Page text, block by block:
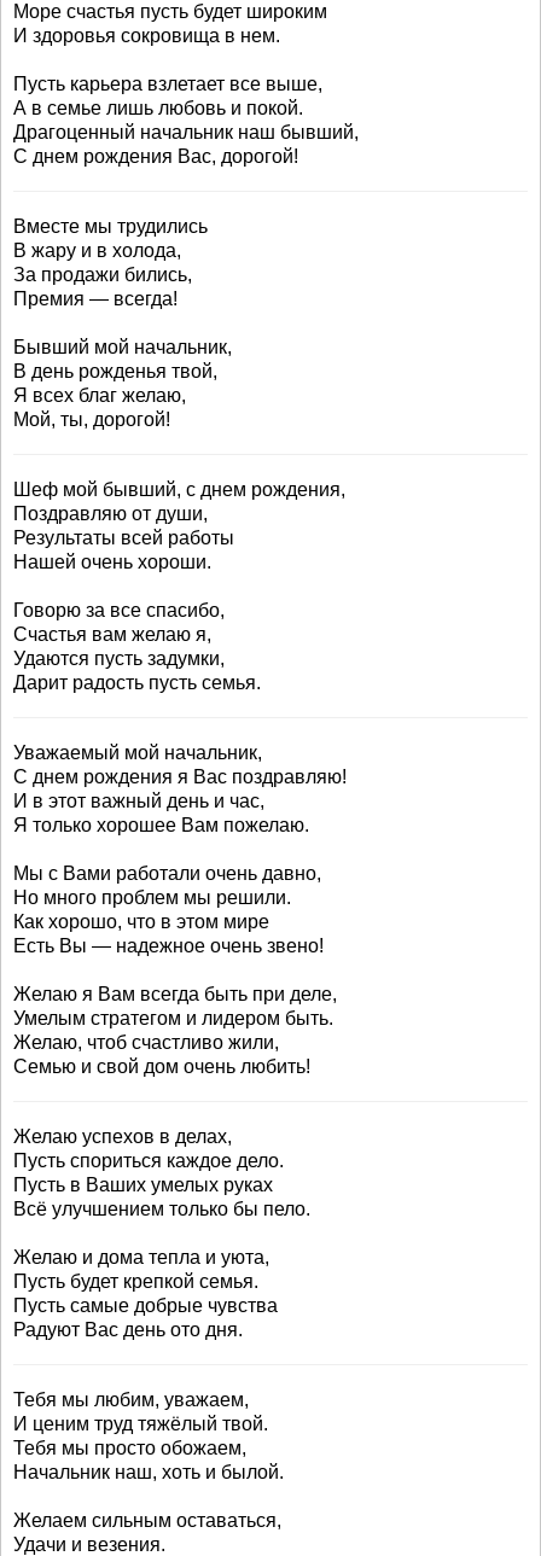
Море счастья пусть будет широким
И здоровья сокровища в нем.
Пусть карьера взлетает все выше,
А в семье лишь любовь и покой.
Драгоценный начальник наш бывший,
С днем рождения Вас, дорогой!
Вместе мы трудились
В жару и в холода,
За продажи бились,
Премия — всегда!
Бывший мой начальник,
В день рожденья твой,
Я всех благ желаю,
Мой, ты, дорогой!
Шеф мой бывший, с днем рождения,
Поздравляю от души,
Результаты всей работы
Нашей очень хороши.
Говорю за все спасибо,
Счастья вам желаю я,
Удаются пусть задумки,
Дарит радость пусть семья.
Уважаемый мой начальник,
С днем рождения я Вас поздравляю!
И в этот важный день и час,
Я только хорошее Вам пожелаю.
Мы с Вами работали очень давно,
Но много проблем мы решили.
Как хорошо, что в этом мире
Есть Вы — надежное очень звено!
Желаю я Вам всегда быть при деле,
Умелым стратегом и лидером быть.
Желаю, чтоб счастливо жили,
Семью и свой дом очень любить!
Желаю успехов в делах,
Пусть спориться каждое дело.
Пусть в Ваших умелых руках
Всё улучшением только бы пело.
Желаю и дома тепла и уюта,
Пусть будет крепкой семья.
Пусть самые добрые чувства
Радуют Вас день ото дня.
Тебя мы любим, уважаем,
И ценим труд тяжёлый твой.
Тебя мы просто обожаем,
Начальник наш, хоть и былой.
Желаем сильным оставаться,
Удачи и везения.